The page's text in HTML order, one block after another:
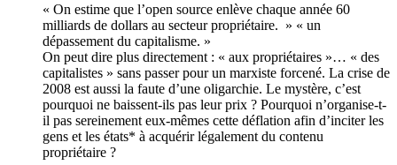
« On estime que l’open source enlève chaque année 60
milliards de dollars au secteur propriétaire. » « un
dépassement du capitalisme. »
On peut dire plus directement : « aux propriétaires »… « des
capitalistes » sans passer pour un marxiste forcené. La crise de
2008 est aussi la faute d’une oligarchie. Le mystère, c’est
pourquoi ne baissent-ils pas leur prix ? Pourquoi n’organise-t-
il pas sereinement eux-mêmes cette déflation afin d’inciter les
gens et les états* à acquérir légalement du contenu
propriétaire ?